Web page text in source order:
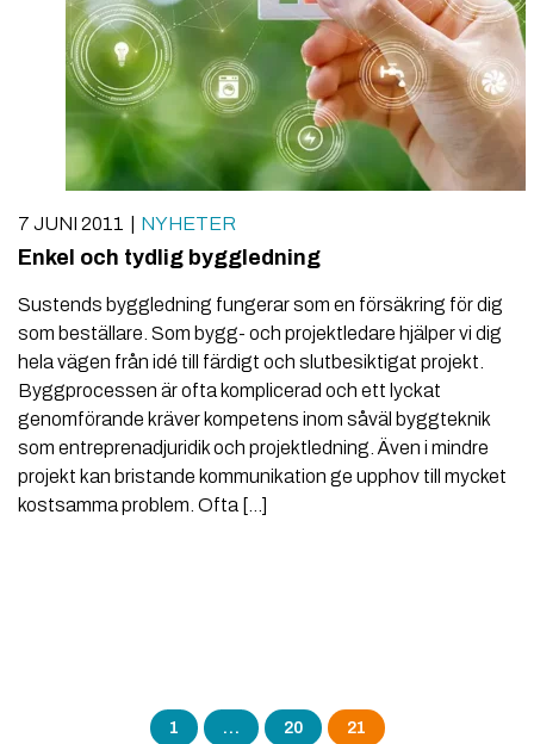
7 JUNI 2011 NYHETER
Enkel och tydlig byggledning
Sustends byggledning fungerar som en försäkring för dig
som beställare. Som bygg- och projektledare hjälper vi dig
hela vägen från idé till färdigt och slutbesiktigat projekt.
Byggprocessen är ofta komplicerad och ett lyckat
genomförande kräver kompetens inom såväl byggteknik
som entreprenadjuridik och projektledning. Även i mindre
projekt kan bristande kommunikation ge upphov till mycket
kostsamma problem. Ofta […]
Sidnumrering
1 … 20 21